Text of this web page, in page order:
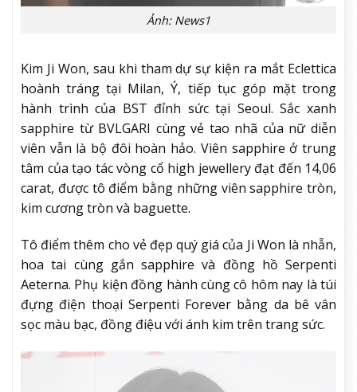
Ảnh: News1
Kim Ji Won, sau khi tham dự sự kiện ra mắt Eclettica
hoành tráng tại Milan, Ý, tiếp tục góp mặt trong
hành trình của BST đỉnh sức tại Seoul. Sắc xanh
sapphire từ BVLGARI cùng vẻ tao nhã của nữ diễn
viên vẫn là bộ đôi hoàn hảo. Viên sapphire ở trung
tâm của tạo tác vòng cổ high jewellery đạt đến 14,06
carat, được tô điểm bằng những viên sapphire tròn,
kim cương tròn và baguette.
Tô điểm thêm cho vẻ đẹp quý giá của Ji Won là nhẫn,
hoa tai cùng gắn sapphire và đồng hồ Serpenti
Aeterna. Phụ kiện đồng hành cùng cô hôm nay là túi
đựng điện thoại Serpenti Forever bằng da bê vân
sọc màu bạc, đồng điệu với ánh kim trên trang sức.